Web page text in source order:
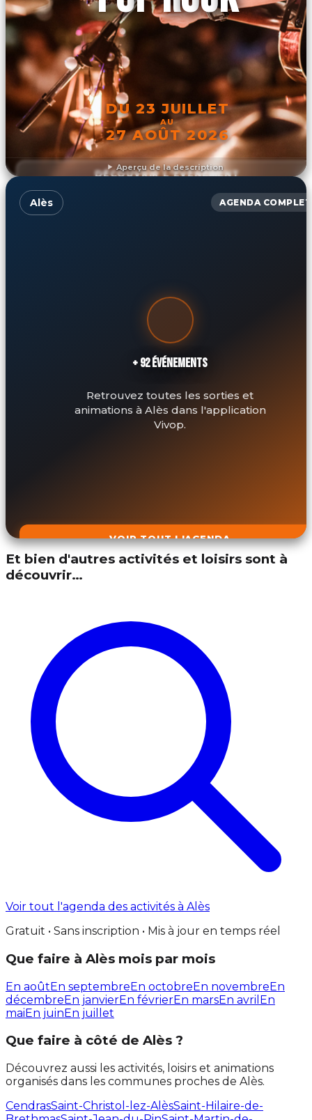
Aperçu de la description
DU 23 JUILLET
AU
27 AOÛT 2026
DÉCOUVRIR L'ÉVÉNEMENT
Alès AGENDA COMPLET
+ 92 ÉVÉNEMENTS
Retrouvez toutes les sorties et
animations à Alès dans l'application
Vivop.
VOIR TOUT L'AGENDA
Et bien d'autres activités et loisirs sont à
découvrir…
Voir tout l'agenda des activités à Alès
Gratuit • Sans inscription • Mis à jour en temps réel
Que faire à Alès mois par mois
En aoûtEn septembreEn octobreEn novembreEn
décembreEn janvierEn févrierEn marsEn avril En
maiEn juinEn juillet
Que faire à côté de Alès ?
Découvrez aussi les activités, loisirs et animations
organisés dans les communes proches de Alès.
CendrasSaint-Christol-lez-AlèsSaint-Hilaire-de-